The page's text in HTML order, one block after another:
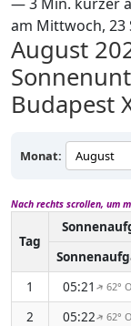
am Mittwoch, 23
August
Budapest
Monat:
Nach rechts scrollen, um
Tag
1
05:21 ↑ 62°
2
05:22↑ 62°